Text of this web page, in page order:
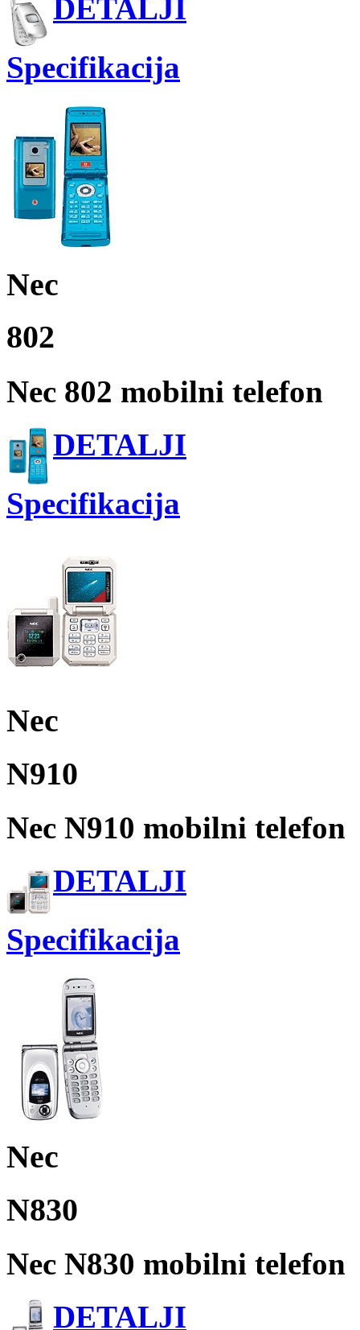
DETALJI
Specifikacija
Nec
802
Nec 802 mobilni telefon
DETALJI
Specifikacija
Nec
N910
Nec N910 mobilni telefon
DETALJI
Specifikacija
Nec
N830
Nec N830 mobilni telefon
DETALJI